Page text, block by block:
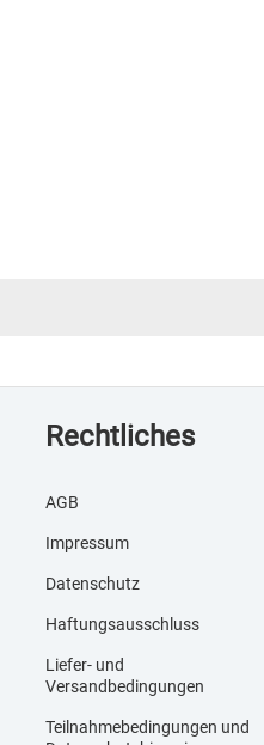
Rechtliches
AGB
Impressum
Datenschutz
Haftungsausschluss
Liefer- und
Versandbedingungen
Teilnahmebedingungen und